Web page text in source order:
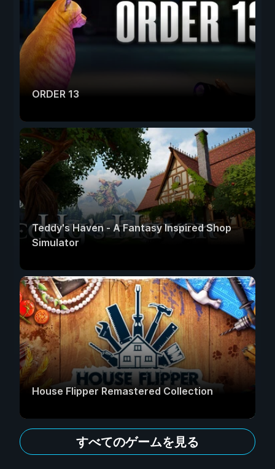
ORDER 13
Teddy's Haven - A Fantasy Inspired Shop
Simulator
House Flipper Remastered Collection
すべてのゲームを見る